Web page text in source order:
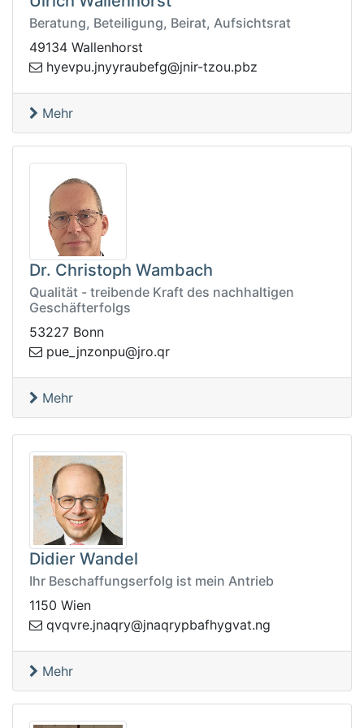
Beratung, Beteiligung, Beirat, Aufsichtsrat
49134 Wallenhorst
zbp.uoz
t-rinj@gfebuaryynj.upveyh
Mehr
Dr. Christoph Wambach
Qualität - treibende Kraft des nachhaltigen
Geschäfterfolgs
53227 Bonn
rq.or
j@upnoznj_eup
Mehr
Didier Wandel
Ihr Beschaffungserfolg ist mein Antrieb
1150 Wien
gn.tavgyhfabpyr
qanj@yrqanj.ervqvq
Mehr